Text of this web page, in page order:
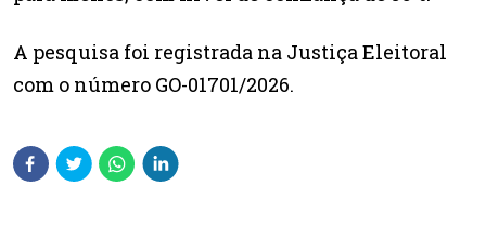
A pesquisa foi registrada na Justiça Eleitoral
com o número GO-01701/2026.